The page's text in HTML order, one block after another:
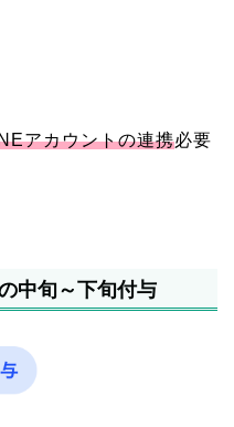
アカウントの連携必要
中旬～下旬付与